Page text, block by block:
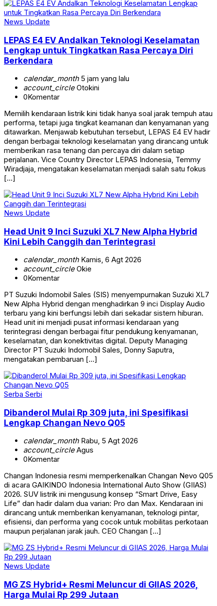
News Update
LEPAS E4 EV Andalkan Teknologi Keselamatan
Lengkap untuk Tingkatkan Rasa Percaya Diri
Berkendara
calendar_month5 jam yang lalu
account_circleOtokini
0Komentar
Memilih kendaraan listrik kini tidak hanya soal jarak tempuh atau
performa, tetapi juga tingkat keamanan dan kenyamanan yang
ditawarkan. Menjawab kebutuhan tersebut, LEPAS E4 EV hadir
dengan berbagai teknologi keselamatan yang dirancang untuk
memberikan rasa tenang dan percaya diri dalam setiap
perjalanan. Vice Country Director LEPAS Indonesia, Temmy
Wiradjaja, mengatakan keselamatan menjadi salah satu fokus
[…]
News Update
Head Unit 9 Inci Suzuki XL7 New Alpha Hybrid
Kini Lebih Canggih dan Terintegrasi
calendar_monthKamis, 6 Agt 2026
account_circleOkie
0Komentar
PT Suzuki Indomobil Sales (SIS) menyempurnakan Suzuki XL7
New Alpha Hybrid dengan menghadirkan 9 inci Display Audio
terbaru yang kini berfungsi lebih dari sekadar sistem hiburan.
Head unit ini menjadi pusat informasi kendaraan yang
terintegrasi dengan berbagai fitur pendukung kenyamanan,
keselamatan, dan konektivitas digital. Deputy Managing
Director PT Suzuki Indomobil Sales, Donny Saputra,
mengatakan pembaruan […]
Serba Serbi
Dibanderol Mulai Rp 309 juta, ini Spesifikasi
Lengkap Changan Nevo Q05
calendar_monthRabu, 5 Agt 2026
account_circleAgus
0Komentar
Changan Indonesia resmi memperkenalkan Changan Nevo Q05
di acara GAIKINDO Indonesia International Auto Show (GIIAS)
2026. SUV listrik ini mengusung konsep “Smart Drive, Easy
Life” dan hadir dalam dua varian: Pro dan Max. Kendaraan ini
dirancang untuk memberikan kenyamanan, teknologi pintar,
efisiensi, dan performa yang cocok untuk mobilitas perkotaan
maupun perjalanan jarak jauh. CEO Changan […]
News Update
MG ZS Hybrid+ Resmi Meluncur di GIIAS 2026,
Harga Mulai Rp 299 Jutaan